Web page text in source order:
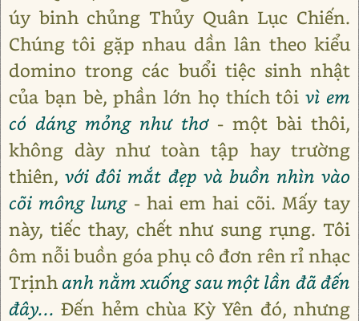
úy binh chủng Thủy Quân Lục Chiến.
Chúng tôi gặp nhau dần lân theo kiểu
domino trong các buổi tiệc sinh nhật
của bạn bè, phần lớn họ thích tôivì em
có dáng mỏng như thơ- một bài thôi,
không dày như toàn tập hay trường
thiên,với đôi mắt đẹp và buồn nhìn vào
cõi mông lung- hai em hai cõi. Mấy tay
này, tiếc thay, chết như sung rụng. Tôi
ôm nỗi buồn góa phụ cô đơn rên rỉ nhạc
Trịnh anh nằm xuống sau một lần đã đến
đây...Đến hẻm chùa Kỳ Yên đó, nhưng